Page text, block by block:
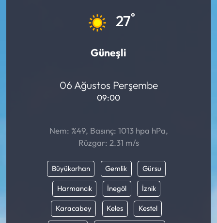
27°
Güneşli
06 Ağustos Perşembe
09:00
Nem: %49, Basınç: 1013 hpa hPa,
Rüzgar: 2.31 m/s
Büyükorhan Gemlik Gürsu
Harmancık İnegöl İznik
Karacabey Keles Kestel